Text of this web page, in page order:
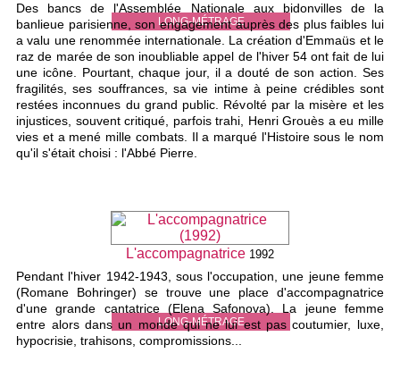
LONG-MÉTRAGE
Des bancs de l'Assemblée Nationale aux bidonvilles de la
banlieue parisienne, son engagement auprès des plus faibles lui
a valu une renommée internationale. La création d'Emmaüs et le
raz de marée de son inoubliable appel de l'hiver 54 ont fait de lui
une icône. Pourtant, chaque jour, il a douté de son action. Ses
fragilités, ses souffrances, sa vie intime à peine crédibles sont
restées inconnues du grand public. Révolté par la misère et les
injustices, souvent critiqué, parfois trahi, Henri Grouès a eu mille
vies et a mené mille combats. Il a marqué l'Histoire sous le nom
qu'il s'était choisi : l'Abbé Pierre.
LONG-MÉTRAGE
L'accompagnatrice 1992
Pendant l'hiver 1942-1943, sous l'occupation, une jeune femme
(Romane Bohringer) se trouve une place d'accompagnatrice
d'une grande cantatrice (Elena Safonova). La jeune femme
entre alors dans un monde qui ne lui est pas coutumier, luxe,
hypocrisie, trahisons, compromissions...